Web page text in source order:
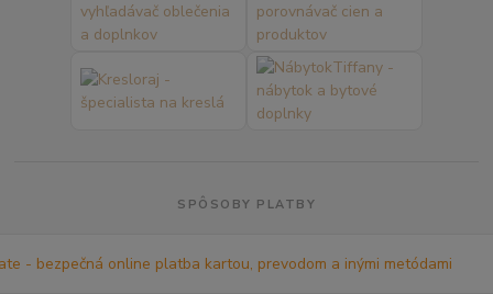
SPÔSOBY PLATBY